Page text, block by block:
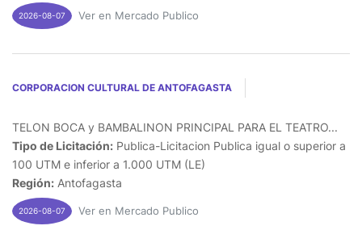
2026-08-07 Ver en Mercado Publico
CORPORACION CULTURAL DE ANTOFAGASTA
TELON BOCA y BAMBALINON PRINCIPAL PARA EL TEATRO...
Tipo de Licitación: Publica-Licitacion Publica igual o superior a
100 UTM e inferior a 1.000 UTM (LE)
Región: Antofagasta
2026-08-07 Ver en Mercado Publico